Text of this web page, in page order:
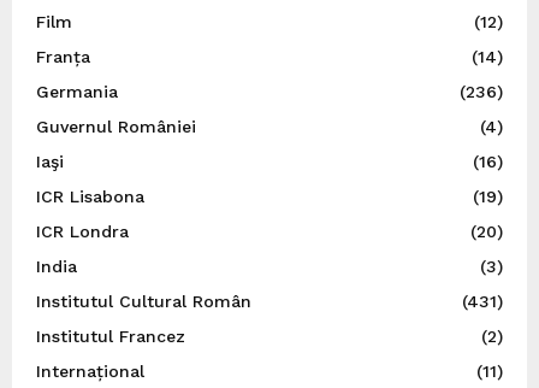
Film
(12)
Franța
(14)
Germania
(236)
Guvernul României
(4)
Iaşi
(16)
ICR Lisabona
(19)
ICR Londra
(20)
India
(3)
Institutul Cultural Român
(431)
Institutul Francez
(2)
Internațional
(11)